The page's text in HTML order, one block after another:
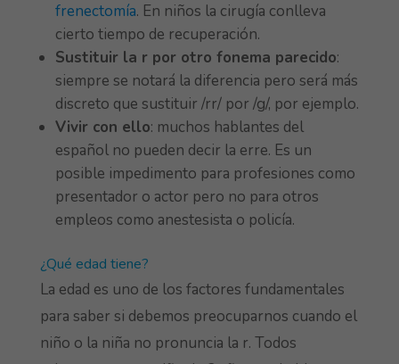
frenectomía. En niños la cirugía conlleva
cierto tiempo de recuperación.
Sustituir la r por otro fonema parecido:
siempre se notará la diferencia pero será más
discreto que sustituir /rr/ por /g/, por ejemplo.
Vivir con ello: muchos hablantes del
español no pueden decir la erre. Es un
posible impedimento para profesiones como
presentador o actor pero no para otros
empleos como anestesista o policía.
¿Qué edad tiene?
La edad es uno de los factores fundamentales
para saber si debemos preocuparnos cuando el
niño o la niña no pronuncia la r. Todos